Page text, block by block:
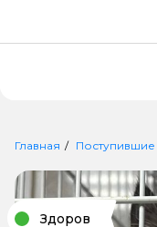
Главная Поступившие
Здоров